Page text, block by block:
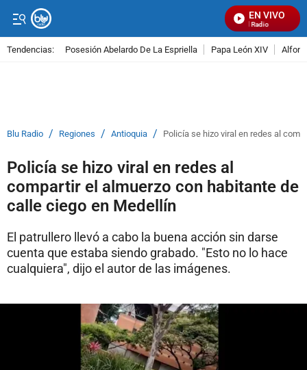
EN VIVO
Señal Visual Radio
Tendencias: Posesión Abelardo De La Espriella Papa León XIV
Blu Radio / Regiones / Antioquia / Policía se hizo viral en redes al
Policía se hizo viral en redes al
compartir el almuerzo con habitante de
calle ciego en Medellín
El patrullero llevó a cabo la buena acción sin darse
cuenta que estaba siendo grabado. "Esto no lo hace
cualquiera", dijo el autor de las imágenes.